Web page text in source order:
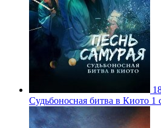
Судьбоносная битва в Киото 1